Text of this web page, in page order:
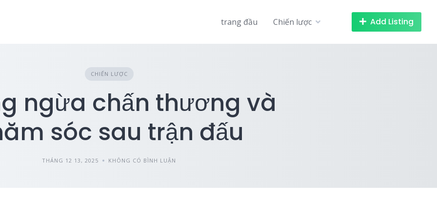
trang đầu Chiến lược Add Listing
CHIẾN LƯỢC
ngừa chấn thương và
sóc sau trận đấu
THÁNG 12 13, 2025 KHÔNG CÓ BÌNH LUẬN